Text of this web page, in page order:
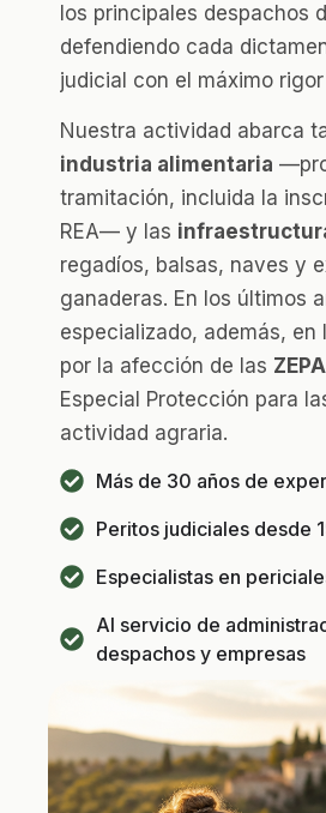
los principales despachos
defendiendo cada
judicial con el máximo
Nuestra actividad abarca
industria alimentaria
tramitación, incluida la
REA— y las
regadíos, balsas, naves y
ganaderas. En los últimos
especializado, además, en
por la afección de las
Especial Protección para
actividad agraria.
Más de 30 años de
Peritos judiciales desde
Especialistas en
Al servicio de
despachos y empresas